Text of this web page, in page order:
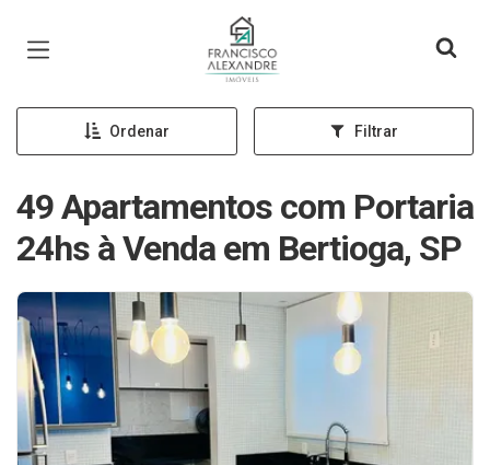
Página inicial
Ordenar Filtrar
49 Apartamentos com Portaria
24hs à Venda em Bertioga, SP